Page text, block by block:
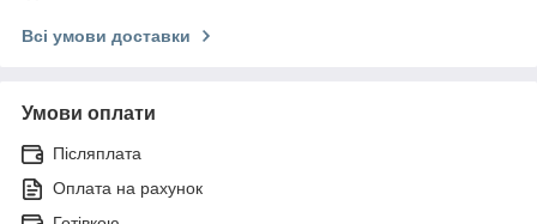
Всі умови доставки
Умови оплати
Післяплата
Оплата на рахунок